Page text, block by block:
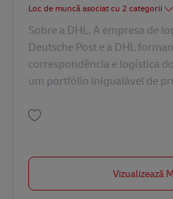
Loc de muncă asociat cu 2 categorii
Sobre a DHL. A empresa de
Deutsche Post e a DHL
correspondência e logística
um portfólio inigualável de
Vizualizează